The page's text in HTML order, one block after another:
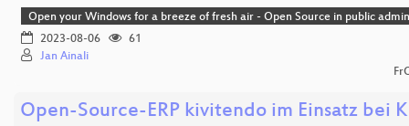
Open your Windows for a breeze of fresh air - Open Source in public
2023-08-06
61
Jan Ainali
Open-Source-ERP kivitendo im Einsatz bei